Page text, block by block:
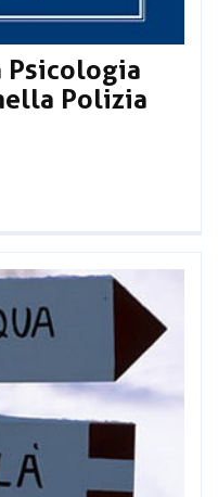
Psicologia
Polizia